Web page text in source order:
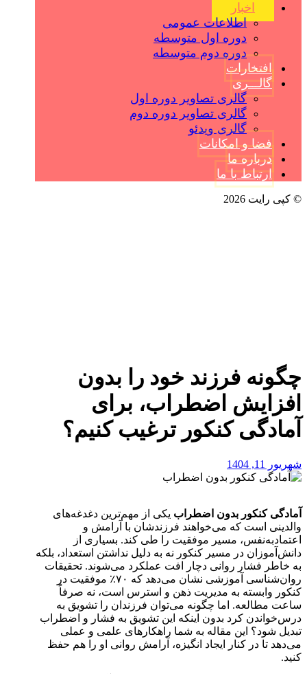
اخبار
اطلاعات عمومی
دوره اول متوسطه
دوره دوم متوسطه
افتخارات
گالـــری
گالری تصاویر دوره اول
گالری تصاویر دوره دوم
گالری ویدئو
فضا و امکانات
درباره ما
ارتباط با ما
© کپی رایت 2026
چگونه فرزند خود را بدون
افزایش اضطراب، برای
آمادگی کنکور ترغیب کنیم؟
شهریور 11, 1404
آمادگی کنکور بدون اضطراب یکی از مهم‌ترین دغدغه‌های
والدینی است که می‌خواهند فرزندشان با آرامش و
اعتمادبه‌نفس، مسیر موفقیت را طی کند. بسیاری از
دانش‌آموزان در مسیر کنکور نه به دلیل نداشتن استعداد، بلکه
به خاطر فشار روانی دچار افت عملکرد می‌شوند. تحقیقات
روان‌شناسی آموزشی نشان می‌دهد که ۷۰٪ موفقیت در
کنکور وابسته به مدیریت ذهن و استرس است، نه صرفاً
ساعت مطالعه. اما چگونه می‌توان فرزندان را تشویق به
درس‌خواندن کرد بدون اینکه این تشویق به فشار و اضطراب
تبدیل شود؟ این مقاله به شما راهکارهای علمی و عملی
می‌دهد تا در کنار ایجاد انگیزه، آرامش روانی او را هم حفظ
کنید.